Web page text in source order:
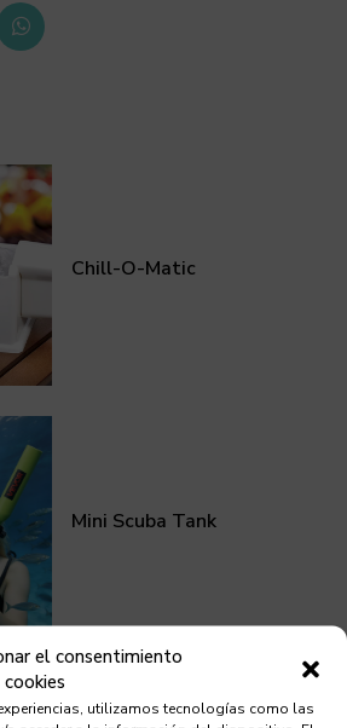
el consentimiento
utilizamos tecnologías como las
Chill-O-Matic
Mini Scuba Tank